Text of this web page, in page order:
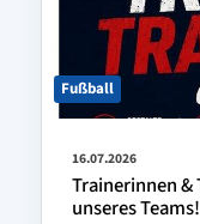
Fußball
16.07.2026
Trainerinnen &
unseres Teams!